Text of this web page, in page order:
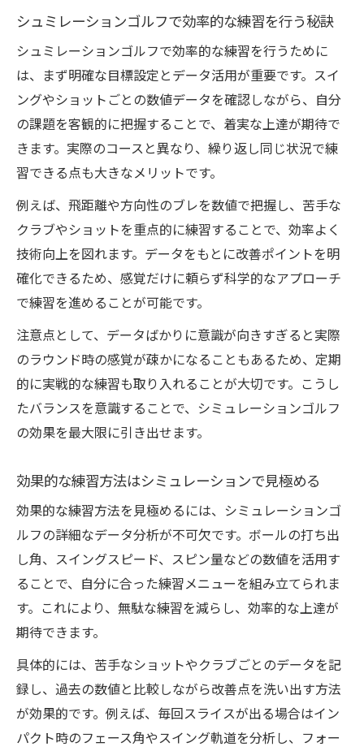
シュミレーションゴルフで効率的な練習を行う秘訣
シュミレーションゴルフで効率的な練習を行うために
は、まず明確な目標設定とデータ活用が重要です。スイ
ングやショットごとの数値データを確認しながら、自分
の課題を客観的に把握することで、着実な上達が期待で
きます。実際のコースと異なり、繰り返し同じ状況で練
習できる点も大きなメリットです。
例えば、飛距離や方向性のブレを数値で把握し、苦手な
クラブやショットを重点的に練習することで、効率よく
技術向上を図れます。データをもとに改善ポイントを明
確化できるため、感覚だけに頼らず科学的なアプローチ
で練習を進めることが可能です。
注意点として、データばかりに意識が向きすぎると実際
のラウンド時の感覚が疎かになることもあるため、定期
的に実戦的な練習も取り入れることが大切です。こうし
たバランスを意識することで、シミュレーションゴルフ
の効果を最大限に引き出せます。
効果的な練習方法はシミュレーションで見極める
効果的な練習方法を見極めるには、シミュレーションゴ
ルフの詳細なデータ分析が不可欠です。ボールの打ち出
し角、スイングスピード、スピン量などの数値を活用す
ることで、自分に合った練習メニューを組み立てられま
す。これにより、無駄な練習を減らし、効率的な上達が
期待できます。
具体的には、苦手なショットやクラブごとのデータを記
録し、過去の数値と比較しながら改善点を洗い出す方法
が効果的です。例えば、毎回スライスが出る場合はイン
パクト時のフェース角やスイング軌道を分析し、フォー